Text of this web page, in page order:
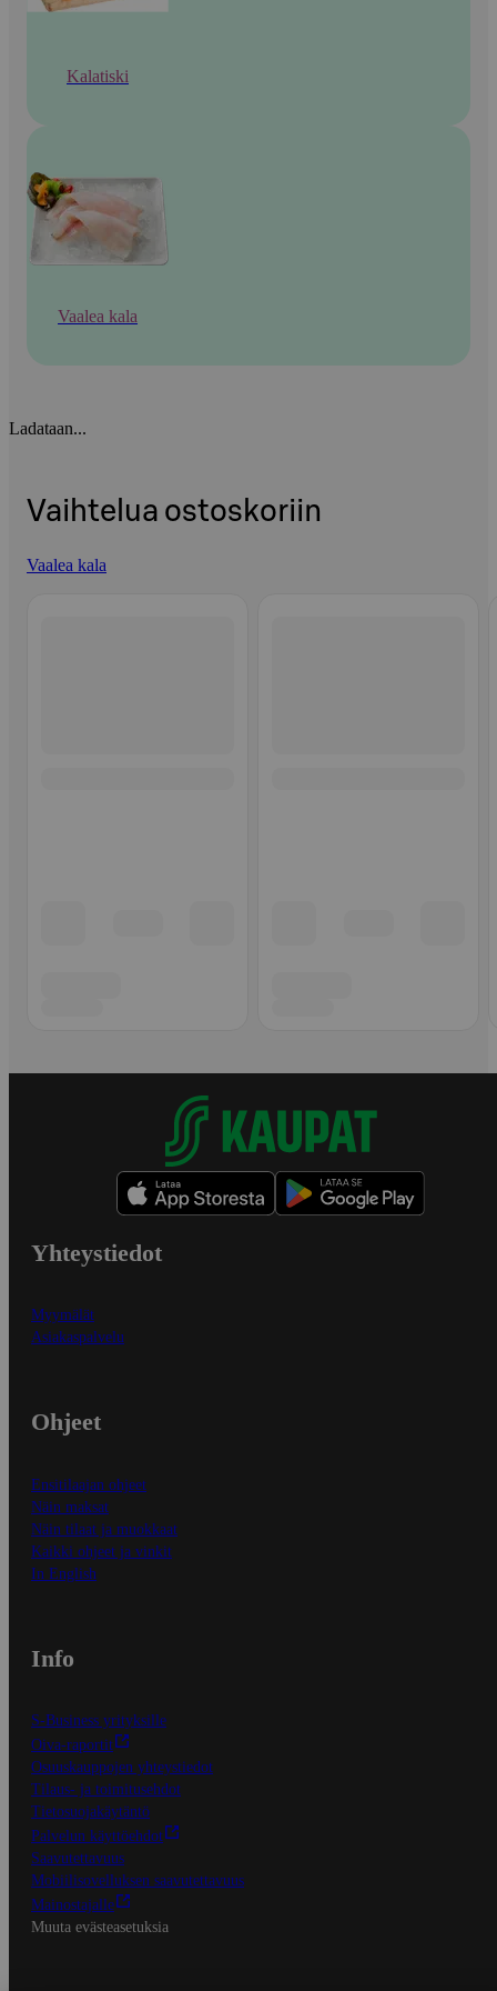
Kalatiski
Vaalea kala
Ladataan...
Vaihtelua ostoskoriin
Vaalea kala
Yhteystiedot
Myymälät
Asiakaspalvelu
Ohjeet
Ensitilaajan ohjeet
Näin maksat
Näin tilaat ja muokkaat
Kaikki ohjeet ja vinkit
In English
Info
S-Business yrityksille
Oiva-raportit
Osuuskauppojen yhteystiedot
Tilaus- ja toimitusehdot
Tietosuojakäytäntö
Palvelun käyttöehdot
Saavutettavuus
Mobiilisovelluksen saavutettavuus
Mainostajalle
Muuta evästeasetuksia